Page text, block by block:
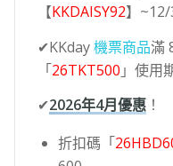
【KKDAISY92】~12/
✔KKday機票商品滿
「26TKT500 」使用
✔2026年4月優惠！
折扣碼「